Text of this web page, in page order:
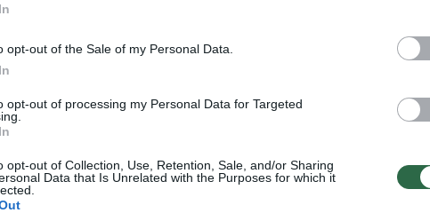
opt-out of the Sale of my Personal Data.
opt-out of processing my Personal Data for Targeted
opt-out of Collection, Use, Retention, Sale, and/or Sharing
Data that Is Unrelated with the Purposes for which it
Ingos Ruginienės situacija yra
pagal dabartines aplinkybes LSDP ir
ir blogesnis, tačiau iš šitos duobės
ekspertai mato du aiškius